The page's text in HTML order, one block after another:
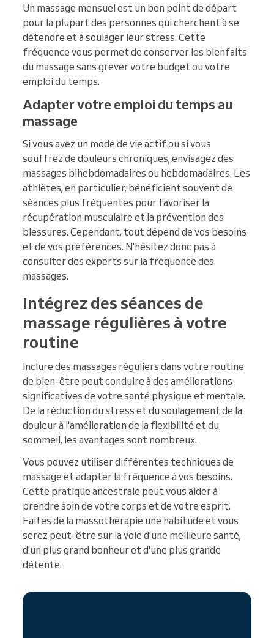
Un massage mensuel est un bon point de départ
pour la plupart des personnes qui cherchent à se
détendre et à soulager leur stress. Cette
fréquence vous permet de conserver les bienfaits
du massage sans grever votre budget ou votre
emploi du temps.
Adapter votre emploi du temps au
massage
Si vous avez un mode de vie actif ou si vous
souffrez de douleurs chroniques, envisagez des
massages bihebdomadaires ou hebdomadaires. Les
athlètes, en particulier, bénéficient souvent de
séances plus fréquentes pour favoriser la
récupération musculaire et la prévention des
blessures. Cependant, tout dépend de vos besoins
et de vos préférences. N'hésitez donc pas à
consulter des experts sur la fréquence des
massages.
Intégrez des séances de
massage régulières à votre
routine
Inclure des massages réguliers dans votre routine
de bien-être peut conduire à des améliorations
significatives de votre santé physique et mentale.
De la réduction du stress et du soulagement de la
douleur à l'amélioration de la flexibilité et du
sommeil, les avantages sont nombreux.
Vous pouvez utiliser différentes techniques de
massage et adapter la fréquence à vos besoins.
Cette pratique ancestrale peut vous aider à
prendre soin de votre corps et de votre esprit.
Faites de la massothérapie une habitude et vous
serez peut-être sur la voie d'une meilleure santé,
d'un plus grand bonheur et d'une plus grande
détente.